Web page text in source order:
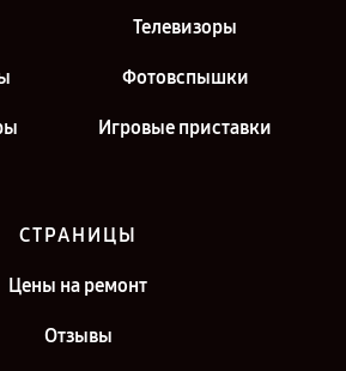
Телевизоры
Фотовспышки
Игровые приставки
СТРАНИЦЫ
Цены на ремонт
Отзывы